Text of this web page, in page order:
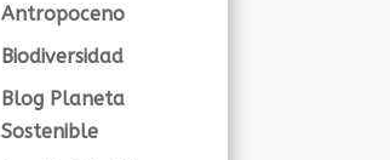
Antropoceno
Biodiversidad
Blog Planeta
Sostenible